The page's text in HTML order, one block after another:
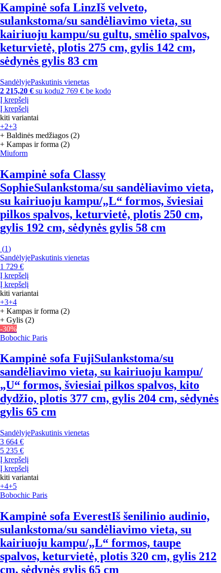
Kampinė sofa LinzIš velveto,
sulankstoma/su sandėliavimo vieta, su
kairiuoju kampu/su gultu, smėlio spalvos,
keturvietė, plotis 275 cm, gylis 142 cm,
sėdynės gylis 83 cm
SandėlyjePaskutinis vienetas
2 215,20 € su kodu2 769 € be kodo
Į krepšelį
Į krepšelį
kiti variantai
+2+3
+ Baldinės medžiagos (2)
+ Kampas ir forma (2)
Miuform
Kampinė sofa Classy
SophieSulankstoma/su sandėliavimo vieta,
su kairiuoju kampu/„L“ formos, šviesiai
pilkos spalvos, keturvietė, plotis 250 cm,
gylis 192 cm, sėdynės gylis 58 cm
(1)
SandėlyjePaskutinis vienetas
1 729 €
Į krepšelį
Į krepšelį
kiti variantai
+3+4
+ Kampas ir forma (2)
+ Gylis (2)
-30%
Bobochic Paris
Kampinė sofa FujiSulankstoma/su
sandėliavimo vieta, su kairiuoju kampu/
„U“ formos, šviesiai pilkos spalvos, kito
dydžio, plotis 377 cm, gylis 204 cm, sėdynės
gylis 65 cm
SandėlyjePaskutinis vienetas
3 664 €
5 235 €
Į krepšelį
Į krepšelį
kiti variantai
+4+5
Bobochic Paris
Kampinė sofa EverestIš šenilinio audinio,
sulankstoma/su sandėliavimo vieta, su
kairiuoju kampu/„L“ formos, taupe
spalvos, keturvietė, plotis 320 cm, gylis 212
cm, sėdynės gylis 65 cm